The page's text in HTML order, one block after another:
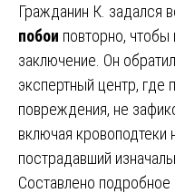
Гражданин К. задался
побои повторно, чтобы
заключение. Он
экспертный центр,
повреждения, не
включая кровоподтеки
пострадавший
Составлено